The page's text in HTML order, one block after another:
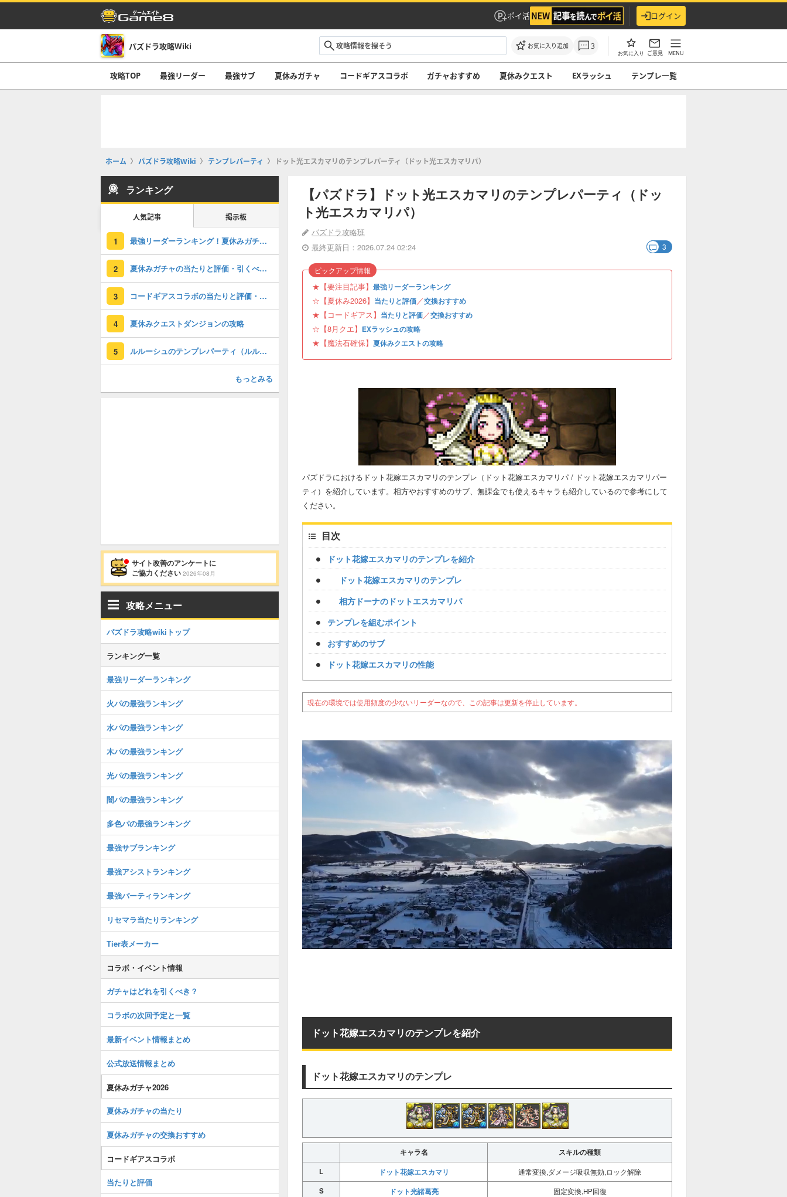
ポイ活 ログイン
パズドラ攻略Wiki お気に入り追加 3
お気に入り ご意見 MENU
攻略TOP 最強リーダー 最強サブ 夏休みガチャ コードギアスコラボ ガチャおすすめ 夏休みクエスト EXラッシュ テンプレ一覧
ホーム パズドラ攻略Wiki テンプレパーティ ドット光エスカマリのテンプレパーティ（ドット光エスカマリパ）
【パズドラ】ドット光エスカマリのテンプレパーティ（ドッ
ト光エスカマリパ）
パズドラ攻略班
最終更新日：2026.07.24 02:24
3
★【要注目記事】 最強リーダーランキング
☆【夏休み2026】 当たりと評価／交換おすすめ
★【コードギアス】 当たりと評価／交換おすすめ
☆【8月クエ】 EXラッシュの攻略
★【魔法石確保】 夏休みクエストの攻略
ピックアップ情報
パズドラにおけるドット花嫁エスカマリのテンプレ（ドット花嫁エスカマリパ / ドット花嫁エスカマリパー
ティ）を紹介しています。相方やおすすめのサブ、無課金でも使えるキャラも紹介しているので参考にして
ください。
目次
ドット花嫁エスカマリのテンプレを紹介
ドット花嫁エスカマリのテンプレ
相方ドーナのドットエスカマリパ
テンプレを組むポイント
おすすめのサブ
ドット花嫁エスカマリの性能
現在の環境では使用頻度の少ないリーダーなので、この記事は更新を停止しています。
ドット花嫁エスカマリのテンプレを紹介
ドット花嫁エスカマリのテンプレ
キャラ名
スキルの種類
L
ドット花嫁エスカマリ 通常変換,ダメージ吸収無効,ロック解除
S ドット光諸葛亮 固定変換,HP回復
ランキング
人気記事 掲示板
1 最強リーダーランキング！夏休みガチャの評価掲載
2 夏休みガチャの当たりと評価・引くべき？
3 コードギアスコラボの当たりと評価・引くべき？
4 夏休みクエストダンジョンの攻略
5 ルルーシュのテンプレパーティ（ルルーシュパ）
もっとみる
サイト改善のアンケートに
ご協力ください 2026年08月
攻略メニュー
パズドラ攻略wikiトップ
ランキング一覧
最強リーダーランキング
火パの最強ランキング
水パの最強ランキング
木パの最強ランキング
光パの最強ランキング
闇パの最強ランキング
多色パの最強ランキング
最強サブランキング
最強アシストランキング
最強パーティランキング
リセマラ当たりランキング
Tier表メーカー
コラボ・イベント情報
ガチャはどれを引くべき？
コラボの次回予定と一覧
最新イベント情報まとめ
公式放送情報まとめ
夏休みガチャ2026
夏休みガチャの当たり
夏休みガチャの交換おすすめ
コードギアスコラボ
当たりと評価